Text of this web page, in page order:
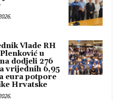
Vlade RH
u
dodjeli 276
vrijednih 6,95
eura potpore
Hrvatske